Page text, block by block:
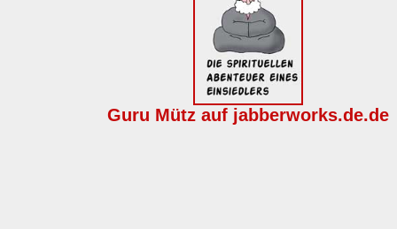
Guru Mütz auf jabberworks.de.de